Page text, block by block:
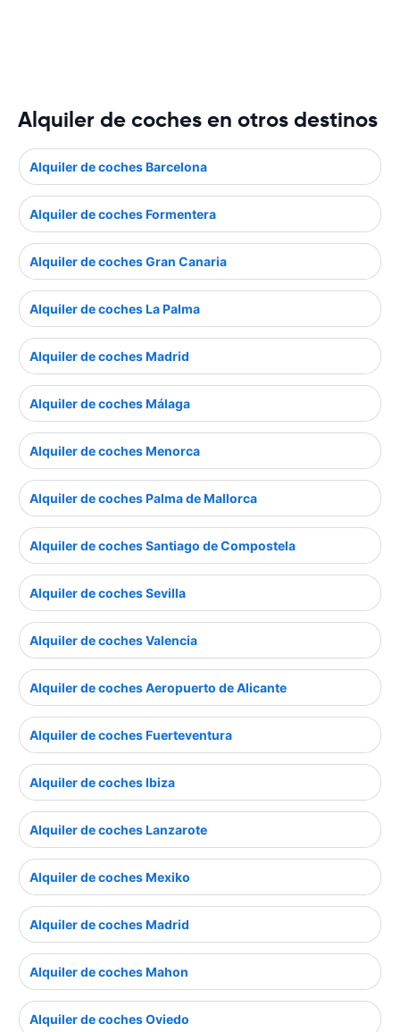
Alquiler de coches en otros destinos
Alquiler de coches Barcelona
Alquiler de coches Formentera
Alquiler de coches Gran Canaria
Alquiler de coches La Palma
Alquiler de coches Madrid
Alquiler de coches Málaga
Alquiler de coches Menorca
Alquiler de coches Palma de Mallorca
Alquiler de coches Santiago de Compostela
Alquiler de coches Sevilla
Alquiler de coches Valencia
Alquiler de coches Aeropuerto de Alicante
Alquiler de coches Fuerteventura
Alquiler de coches Ibiza
Alquiler de coches Lanzarote
Alquiler de coches Mexiko
Alquiler de coches Madrid
Alquiler de coches Mahon
Alquiler de coches Oviedo